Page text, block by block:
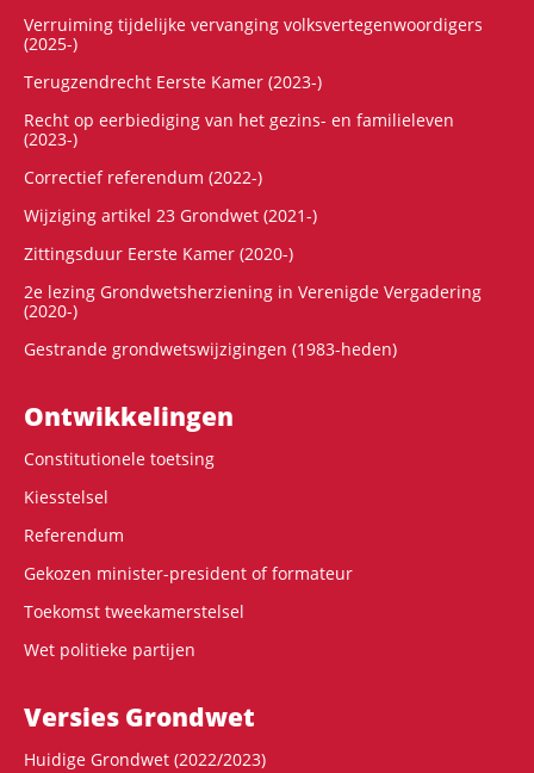
Verruiming tijdelijke vervanging volksvertegenwoordigers
(2025-)
Terugzendrecht Eerste Kamer (2023-)
Recht op eerbiediging van het gezins- en familieleven
(2023-)
Correctief referendum (2022-)
Wijziging artikel 23 Grondwet (2021-)
Zittingsduur Eerste Kamer (2020-)
2e lezing Grondwetsherziening in Verenigde Vergadering
(2020-)
Gestrande grondwetswijzigingen (1983-heden)
Ontwikke­lingen
Constitutionele toetsing
Kiesstelsel
Referendum
Gekozen minister-president of formateur
Toekomst tweekamerstelsel
Wet politieke partijen
Versies Grondwet
Huidige Grondwet (2022/2023)